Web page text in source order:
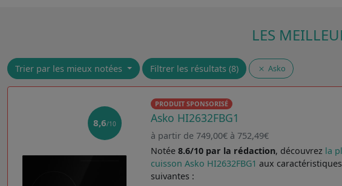
LES
Trier par les mieux notées Filtrer les résultats (8) Asko
8,6/10
PRODUIT SPONSORISÉ
Asko HI2632FBG1
à partir de 749,00€ à 752,49€
Notée 8.6/10 par la rédaction, découvrez la
cuisson Asko HI2632FBG1 aux
suivantes :